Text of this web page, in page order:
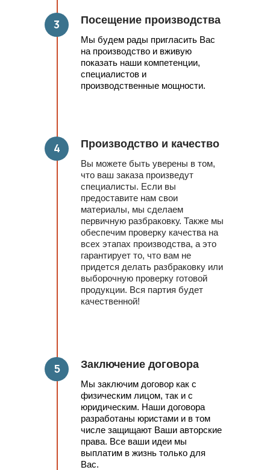
Мы заключим договор как с
физическим лицом, так и с
юридическим. Наши договора
разработаны юристами и в том
числе защищают Ваши авторские
права. Все ваши идеи мы
выплатим в жизнь только для
Вас.
Заключение договора
5
Вы можете быть уверены в том,
что ваш заказа произведут
специалисты. Если вы
предоставите нам свои
материалы, мы сделаем
первичную разбраковку. Также мы
обеспечим проверку качества на
всех этапах производства, а это
гарантирует то, что вам не
придется делать разбраковку или
выборочную проверку готовой
продукции. Вся партия будет
качественной!
Производство и качество
4
Мы будем рады пригласить Вас
на производство и вживую
показать наши компетенции,
специалистов и
производственные мощности.
Посещение производства
3